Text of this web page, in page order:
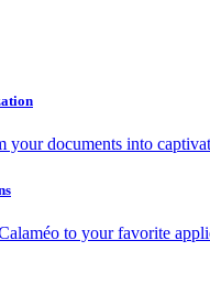
your documents into
to your favorite